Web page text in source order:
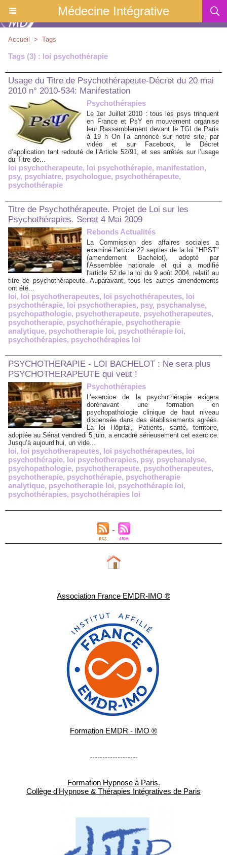
Médecine Intégrative
Association France EMDR-IMO ®
Formation EMDR - IMO ®
-------------------
Formation Hypnose à Paris.
Collège d'Hypnose & Thérapies Intégratives de Paris
Accueil > Tags
Tags (3) : loi psychothérapie
Usage du Titre de Psychothérapeute-Décret du 20 mai
2010 n° 2010-534: Manifestation
Psychothérapies
Le 1er Juillet 2010 : tous les psys trinquent
en France et PsY en mouvement organise
leur Rassemblement devant le TGI de Paris
à 19 h On l’a annoncé sur notre site, par
vidéo et sur Facebook, le Décret
d’application tant redouté de l’Article 52/91, et ses arrêtés sur l’usage
du Titre de...
loi psychotherapeute, loi psychothérapie, manifestation,
psy, psychiatre, psychologue, psychothérapeute,
psychothérapie
Titre de Psychothérapeute. Projet de Loi sur les
Psychothérapies. Senat 4 Mai 2009
Rebonds Actualités
La Commission des affaires sociales a
examiné l'article 22 septies de la loi "HPST"
(amendement Bachelot), adopté par
l'Assemblée nationale et qui a modifié
l'article 52 de la loi du 9 août 2004, relatif au
titre de psychothérapeute. Auparavant, tous les autres amendements
ont été...
loi, loi psychotherapeutes, loi psychothérapeutes, loi
psychothérapie, loi psychotherapies, psy, psychanalyse,
psychopathologie, psychotherapeute, psychotherapeutes,
psychotherapie, psychothérapie, psychotherapie
analytique, psychotherapie loi, psychothérapie loi,
psychothérapies, psychothérapies loi
PSYCHOTHERAPIE - LOI BACHELOT : Ne sera plus
PSYCHOTHERAPEUTE qui veut !
Psychothérapies
L’exercice de la psychothérapie exigera
dorénavant une formation en
psychopathologie clinique de haut niveau
dispensée dans des établissements agréés.
La loi Hôpital, Patients, santé, territoire,
adoptée au Sénat vendredi 5 juin, a encadré sérieusement cet exercice.
Jusqu’à aujourd’hui, un vide...
loi, loi psychotherapeutes, loi psychothérapeutes, loi
psychothérapie, loi psychotherapies, psy, psychanalyse,
psychopathologie, psychotherapeute, psychotherapeutes,
psychotherapie, psychothérapie, psychotherapie
analytique, psychotherapie loi, psychothérapie loi,
psychothérapies, psychothérapies loi